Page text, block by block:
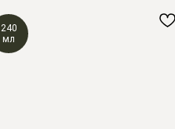
240
мл